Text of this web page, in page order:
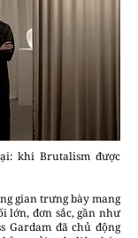
khi Brutalism được
gian trưng bày mang
lớn, đơn sắc, gần như
Gardam đã chủ động